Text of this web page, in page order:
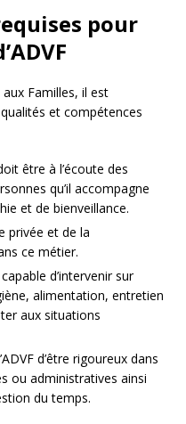
pour
Familles, il est
et compétences
être à l’écoute des
qu’il accompagne
et de bienveillance.
privée et de la
ce métier.
d’intervenir sur
alimentation, entretien
aux situations
d’être rigoureux dans
ou administratives ainsi
du temps.